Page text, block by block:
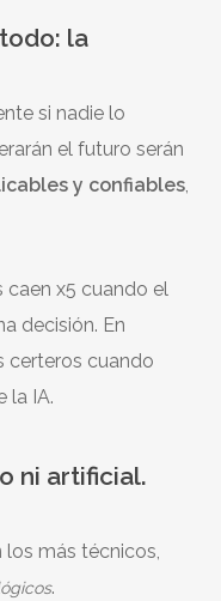
la
si nadie lo
el futuro serán
y confiables,
caen x5 cuando el
decisión. En
certeros cuando
la IA.
ni artificial.
los más técnicos,
.